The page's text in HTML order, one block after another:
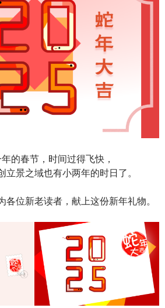
的春节，时间过得飞快，
立景之域也有小两年的时日了。
各位新老读者，献上这份新年礼物。